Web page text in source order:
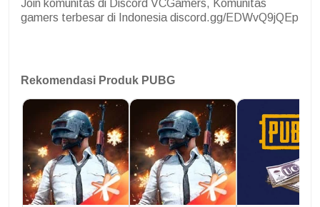
Join komunitas di Discord VCGamers, Komunitas
gamers terbesar di Indonesia discord.gg/EDWvQ9jQEp
Rekomendasi Produk PUBG